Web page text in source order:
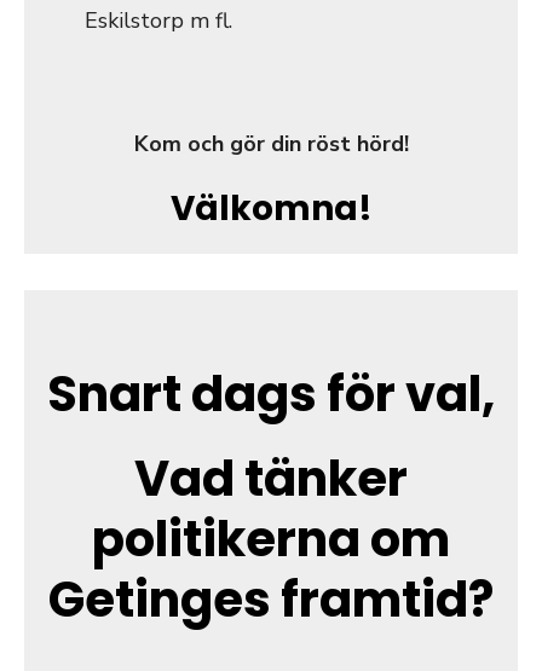
Eskilstorp m fl.
Kom och gör din röst hörd!
Välkomna!
Snart dags för val,
Vad tänker
politikerna om
Getinges framtid?